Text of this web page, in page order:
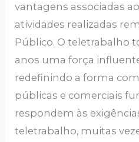
vantagens associadas
atividades realizadas
Público. O teletrabalho
anos uma força
redefinindo a forma
públicas e comerciais
respondem às
teletrabalho, muitas